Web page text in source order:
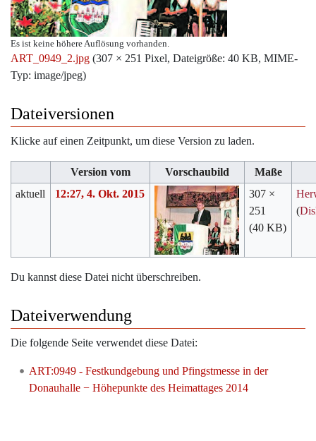
Es ist keine höhere Auflösung vorhanden.
ART_0949_2.jpg (307 × 251 Pixel, Dateigröße: 40 KB, MIME-
Typ: image/jpeg)
Dateiversionen
Klicke auf einen Zeitpunkt, um diese Version zu laden.
Version vom Vorschaubild
Maße
aktuell
12:27, 4. Okt. 2015
307 ×
251
(40 KB)
(
Du kannst diese Datei nicht überschreiben.
Dateiverwendung
Die folgende Seite verwendet diese Datei:
ART:0949 - Festkundgebung und Pfingstmesse in der
Donauhalle − Höhepunkte des Heimattages 2014